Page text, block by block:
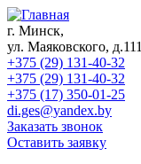
г. Минск,
ул. Маяковского,
+375 (29) 131-40-32
+375 (29) 131-40-32
+375 (17) 350-01-25
di.ges@yandex.by
Заказать звонок
Оставить заявку